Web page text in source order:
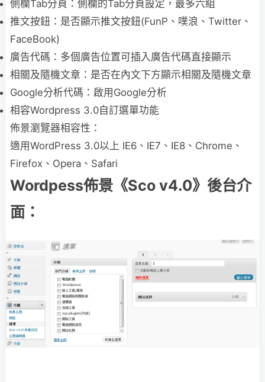
側欄Tab分頁：側欄的Tab分頁設定，最多六組
推文按鈕：是否顯示推文按鈕(FunP、噗浪、Twitter、
FaceBook)
廣告代碼：多個廣告位置可插入廣告代碼直接顯示
相關及隨機文章：是否在內文下方顯示相關及隨機文章
Google分析代碼：啟用Google分析
相容Wordpress 3.0自訂選單功能
佈景瀏覽器相容性：
適用WordPress 3.0以上 IE6、IE7、IE8、Chrome、
Firefox、Opera、Safari
Wordpess佈景《Sco v4.0》後台介
面：